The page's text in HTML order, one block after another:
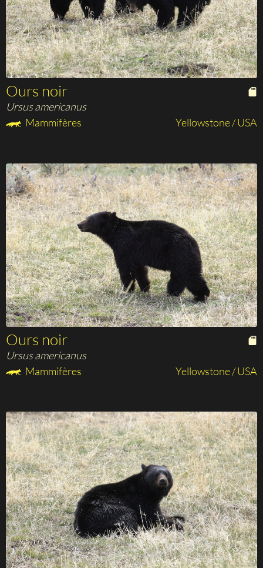
Ours noir
Ursus americanus
Mammifères
Yellowstone / USA
Ours noir
Ursus americanus
Mammifères
Yellowstone / USA